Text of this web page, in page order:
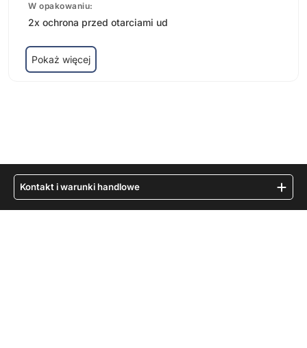
W opakowaniu:
2x ochrona przed otarciami ud
Pokaż więcej
Kontakt i warunki handlowe